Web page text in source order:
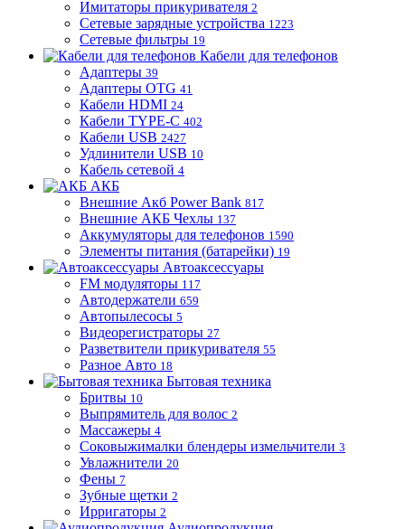
Имитаторы прикуривателя 2
Сетевые зарядные устройства 1223
Сетевые фильтры 19
Кабели для телефонов
Адаптеры 39
Адаптеры OTG 41
Кабели HDMI 24
Кабели TYPE-C 402
Кабели USB 2427
Удлинители USB 10
Кабель сетевой 4
АКБ
Внешние Акб Power Bank 817
Внешние АКБ Чехлы 137
Аккумуляторы для телефонов 1590
Элементы питания (батарейки) 19
Автоаксессуары
FM модуляторы 117
Автодержатели 659
Автопылесосы 5
Видеорегистраторы 27
Разветвители прикуривателя 55
Разное Авто 18
Бытовая техника
Бритвы 10
Выпрямитель для волос 2
Массажеры 4
Соковыжималки блендеры измельчители 3
Увлажнители 20
Фены 7
Зубные щетки 2
Ирригаторы 2